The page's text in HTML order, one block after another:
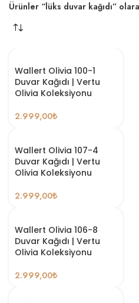
Ürünler “lüks duvar kağıdı”
Wallert Olivia 100-1
Duvar Kağıdı | Vertu
Olivia Koleksiyonu
2.999,00₺
Wallert Olivia 107-4
Duvar Kağıdı | Vertu
Olivia Koleksiyonu
2.999,00₺
Wallert Olivia 106-8
Duvar Kağıdı | Vertu
Olivia Koleksiyonu
2.999,00₺